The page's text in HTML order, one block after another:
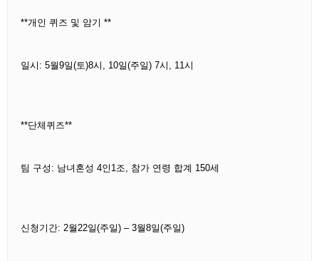
**개인 퀴즈 및 암기 **
일시: 5월9일(토)8시, 10일(주일) 7시, 11시
**단체퀴즈**
팀 구성: 남녀혼성 4인1조, 참가 연령 합계 150세
신청기간: 2월22일(주일) – 3월8일(주일)